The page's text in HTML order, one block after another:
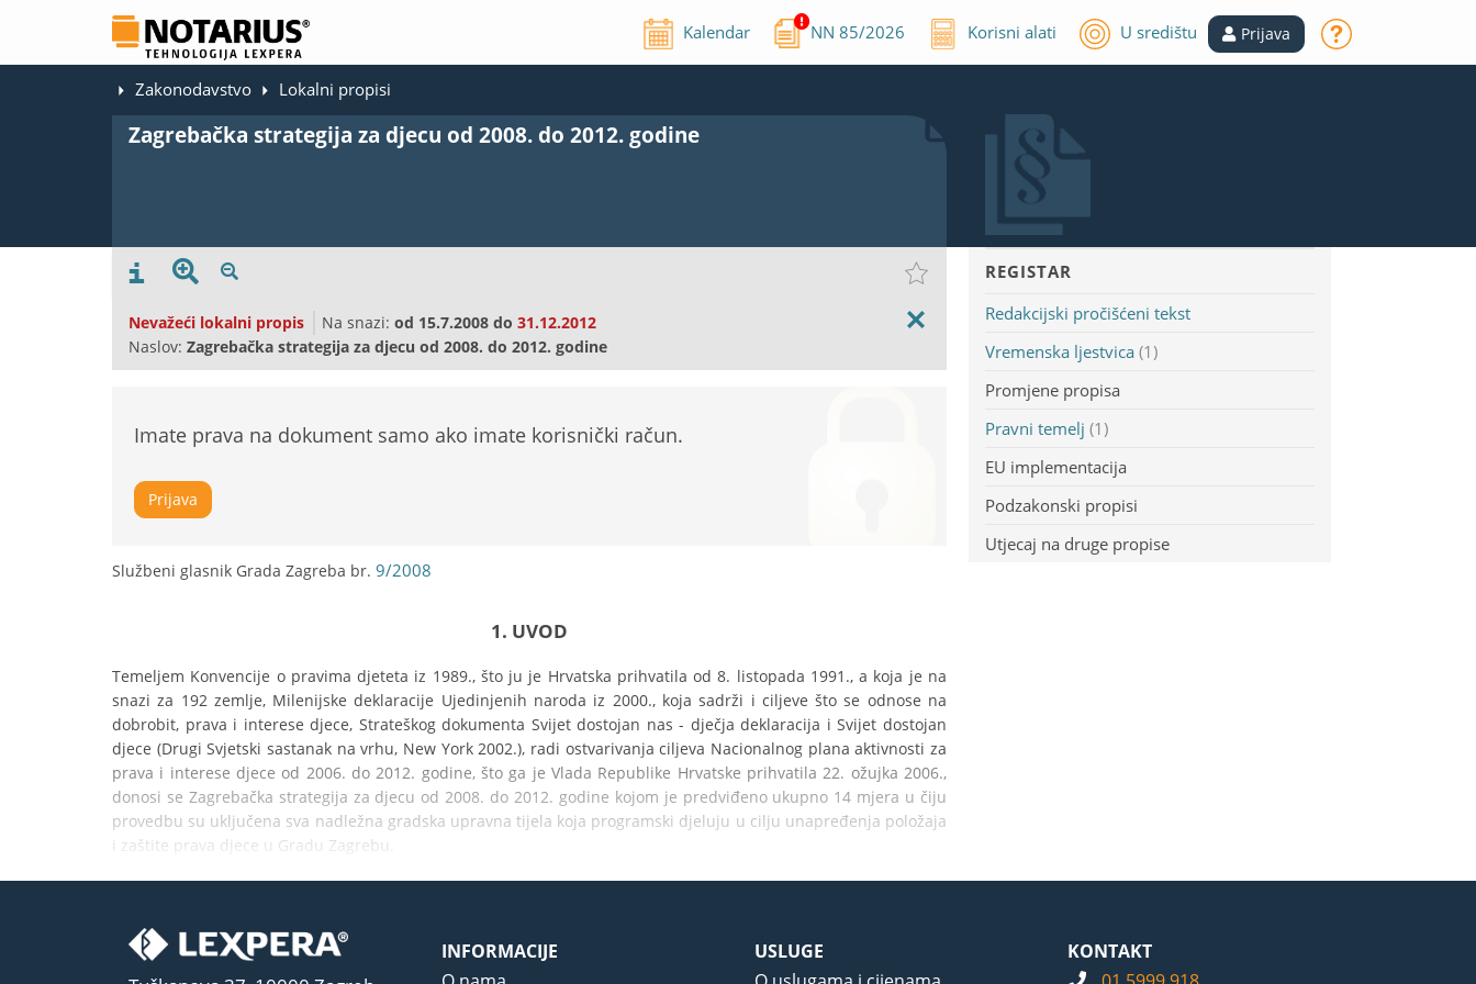
Kalendar NN85/2026 Korisni alati U središtu Prijava
Zakonodavstvo Lokalni propisi
Zagrebačka strategija za djecu od 2008. do 2012. godine
Nevažeći lokalni propis Na snazi: od 15.7.2008 do 31.12.2012
Naslov: Zagrebačka strategija za djecu od 2008. do 2012. godine
Imate prava na dokument samo ako imate korisnički račun.
Prijava
Službeni glasnik Grada Zagreba br. 9/2008
1. UVOD
Temeljem Konvencije o pravima djeteta iz 1989., što ju je Hrvatska prihvatila od 8. listopada 1991., a koja je na
snazi za 192 zemlje, Milenijske deklaracije Ujedinjenih naroda iz 2000., koja sadrži i ciljeve što se odnose na
dobrobit, prava i interese djece, Strateškog dokumenta Svijet dostojan nas - dječja deklaracija i Svijet dostojan
djece (Drugi Svjetski sastanak na vrhu, New York 2002.), radi ostvarivanja ciljeva Nacionalnog plana aktivnosti za
prava i interese djece od 2006. do 2012. godine, što ga je Vlada Republike Hrvatske prihvatila 22. ožujka 2006.,
donosi se Zagrebačka strategija za djecu od 2008. do 2012. godine kojom je predviđeno ukupno 14 mjera u čiju
provedbu su uključena sva nadležna gradska upravna tijela koja programski djeluju u cilju unapređenja položaja
i zaštite prava djece u Gradu Zagrebu.
REGISTAR
Redakcijski pročišćeni tekst
Vremenska ljestvica (1)
Promjene propisa
Pravni temelj (1)
EU implementacija
Podzakonski propisi
Utjecaj na druge propise
INFORMACIJE
USLUGE
KONTAKT